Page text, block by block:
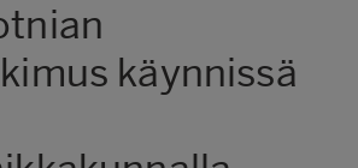
käynnissä